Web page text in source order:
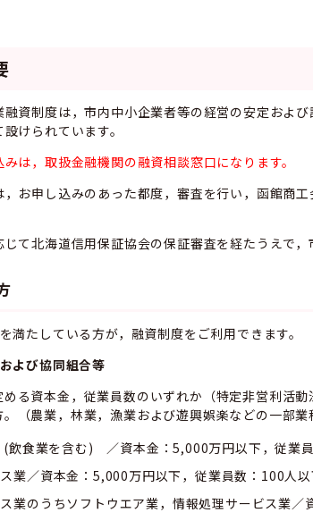
資制度は，市内中小企業者等の経営の安定およ
けられています。
は，取扱金融機関の融資相談窓口になります。
お申し込みのあった都度，審査を行い，函館商
じて北海道信用保証協会の保証審査を経たうえで，
満たしている方が，融資制度をご利用できます。
よび協同組合等
る資本金，従業員数のいずれか（特定非営利活
（農業，林業，漁業および遊興娯楽などの一部業
(飲食業を含む) ／資本金：5,000万円以下，従業
業／資本金：5,000万円以下，従業員数：100人以
業のうちソフトウエア業，情報処理サービス業